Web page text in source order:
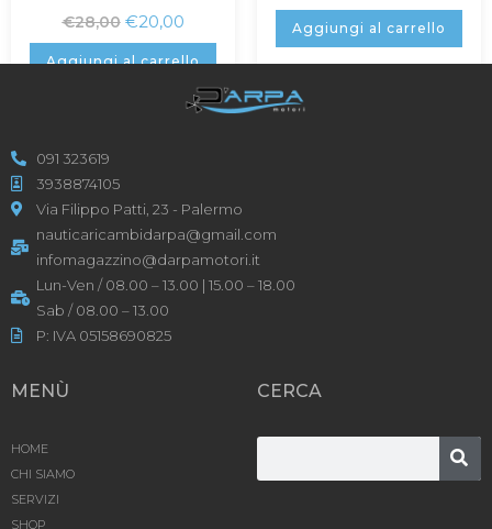
€28,00 €20,00
Aggiungi al carrello
Aggiungi al carrello
091 323619
3938874105
Via Filippo Patti, 23 - Palermo
nauticaricambidarpa@gmail.com
infomagazzino@darpamotori.it
Lun-Ven / 08.00 – 13.00 | 15.00 – 18.00
Sab / 08.00 – 13.00
P: IVA 05158690825
MENÙ
HOME
CHI SIAMO
SERVIZI
SHOP
CERCA